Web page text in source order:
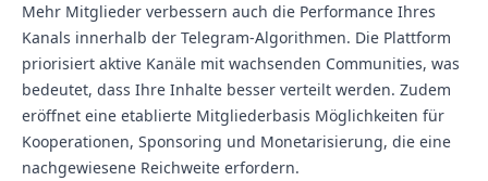
Mehr Mitglieder verbessern auch die Performance Ihres
Kanals innerhalb der Telegram-Algorithmen. Die Plattform
priorisiert aktive Kanäle mit wachsenden Communities, was
bedeutet, dass Ihre Inhalte besser verteilt werden. Zudem
eröffnet eine etablierte Mitgliederbasis Möglichkeiten für
Kooperationen, Sponsoring und Monetarisierung, die eine
nachgewiesene Reichweite erfordern.